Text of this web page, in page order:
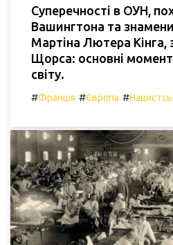
Суперечності в ОУН,
Вашингтона та
Мартіна Лютера Кінга,
Щорса: основні
світу.
#Франція #Європа #